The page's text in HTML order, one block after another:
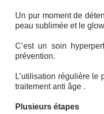
Un pur moment de
peau sublimée et le
C’est un soin
prévention.
L’utilisation régulière le
traitement anti âge .
Plusieurs étapes